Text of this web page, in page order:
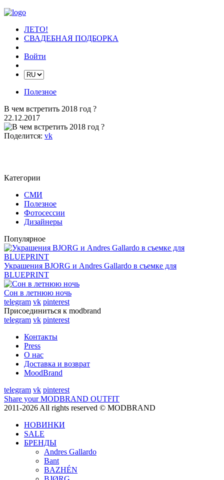
ЛЕТО!
СВАДЕБНАЯ ПОДБОРКА
Войти
Полезное
В чем встретить 2018 год ?
22.12.2017
Поделится: vk
Категории
СМИ
Полезное
Фотосессии
Дизайнеры
Популярное
Украшения BJORG и Andres Gallardo в съемке для
BLUEPRINT
Сон в летнюю ночь
telegram vk pinterest
Присоединиться к modbrand
telegram vk pinterest
Контакты
Press
О нас
Доставка и возврат
MoodBrand
telegram vk pinterest
Share your MODBRAND OUTFIT
2011-2026 All rights reserved © MODBRAND
НОВИНКИ
SALE
БРЕНДЫ
Andres Gallardo
Bant
BAZHÉN